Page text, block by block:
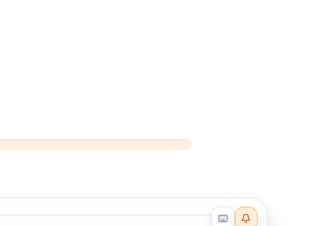
Reader effects on